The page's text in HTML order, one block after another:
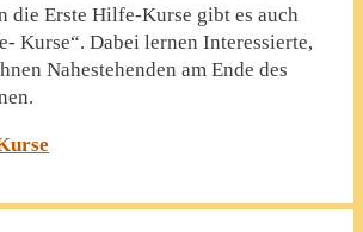
die Erste Hilfe-Kurse gibt es auch
Kurse“. Dabei lernen Interessierte,
Nahestehenden am Ende des